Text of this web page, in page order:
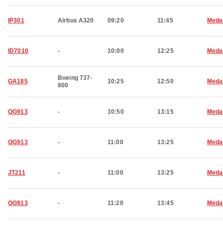
IP301 Airbus A320 09:20 11:45
ID7010 - 10:00 12:25
GA185
Boeing 737-
800
10:25 12:50
QG913 - 10:50 13:15
QG913 - 11:00 13:25
JT211 - 11:00 13:25
QG913 - 11:20 13:45